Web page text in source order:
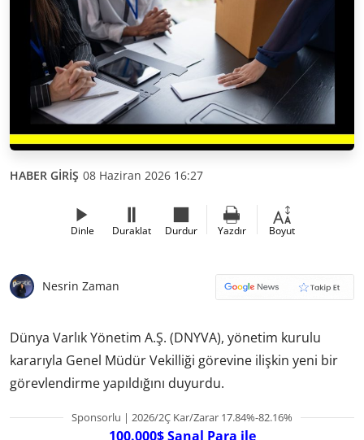
HABER GİRİŞ 08 Haziran 2026 16:27
Dinle Duraklat Durdur Yazdır Boyut
Nesrin Zaman
Dünya Varlık Yönetim A.Ş. (DNYVA), yönetim kurulu
kararıyla Genel Müdür Vekilliği görevine ilişkin yeni bir
görevlendirme yapıldığını duyurdu.
Sponsorlu | 2026/2Ç Kar/Zarar 17.84%-82.16%
100.000$ Sanal Para ile